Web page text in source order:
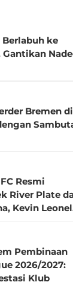
ke
Gantikan
Bremen di
Resmi
River Plate
Pembinaan
2026/2027:
Klub